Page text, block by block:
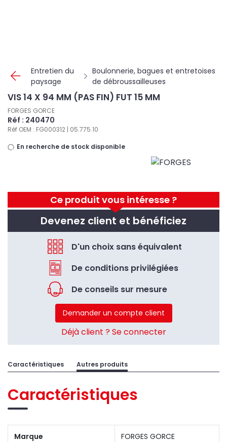
Entretien du
paysage
Boulonnerie, bagues et entretoises
de débroussailleuses
Ce produit vous intéresse ?
Devenez client et bénéficiez
D'un choix sans équivalent
De conditions privilégiées
De conseils sur mesure
Demander un compte client
Déjà client ? Se connecter
VIS 14 X 94 MM (PAS FIN) FUT 15 MM
FORGES GORCE
Réf : 240470
Réf OEM : FG000312 | 05.775.10
En recherche de stock disponible
Caractéristiques Autres produits
Caractéristiques
Marque FORGES GORCE